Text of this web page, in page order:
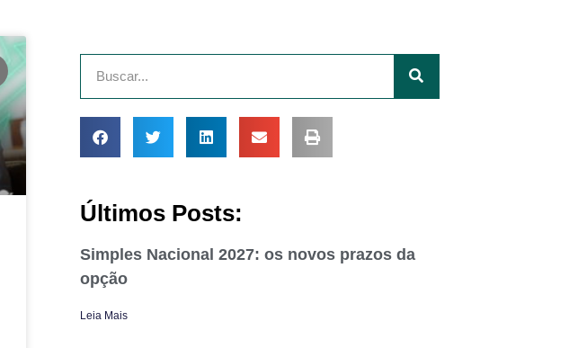
Últimos Posts:
Simples Nacional 2027: os novos prazos da
opção
Leia Mais